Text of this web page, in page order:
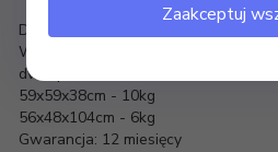
Dopuszczalna waga użytkowania:
Wymiary opakowania:
dwie paczki
59x59x38cm - 10kg
56x48x104cm - 6kg
Gwarancja: 12 miesięcy
Zaakceptuj